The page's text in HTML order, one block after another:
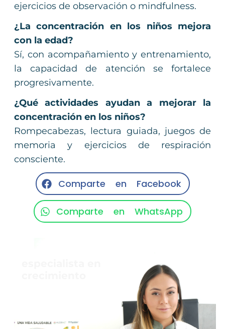
ejercicios de observación o mindfulness.
¿La concentración en los niños mejora
con la edad?
Sí, con acompañamiento y entrenamiento,
la capacidad de atención se fortalece
progresivamente.
¿Qué actividades ayudan a mejorar la
concentración en los niños?
Rompecabezas, lectura guiada, juegos de
memoria y ejercicios de respiración
consciente.
Comparte en Facebook
Comparte en WhatsApp